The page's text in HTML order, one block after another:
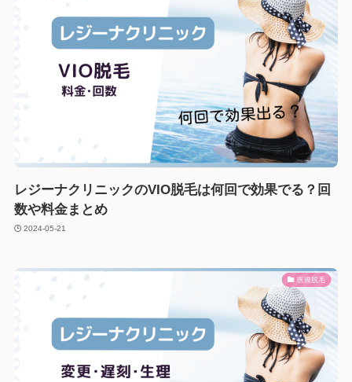
レジーナクリニックのVIO脱毛は何回で効果でる？回
数や料金まとめ
2024-05-21
医療脱毛